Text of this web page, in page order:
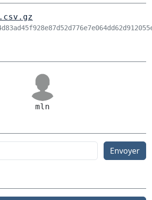
mln
Envoyer